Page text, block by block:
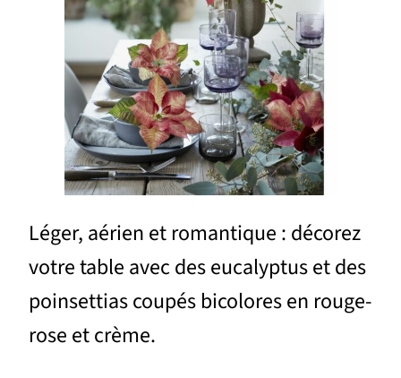
Léger, aérien et romantique : décorez
votre table avec des eucalyptus et des
poinsettias coupés bicolores en rouge-
rose et crème.